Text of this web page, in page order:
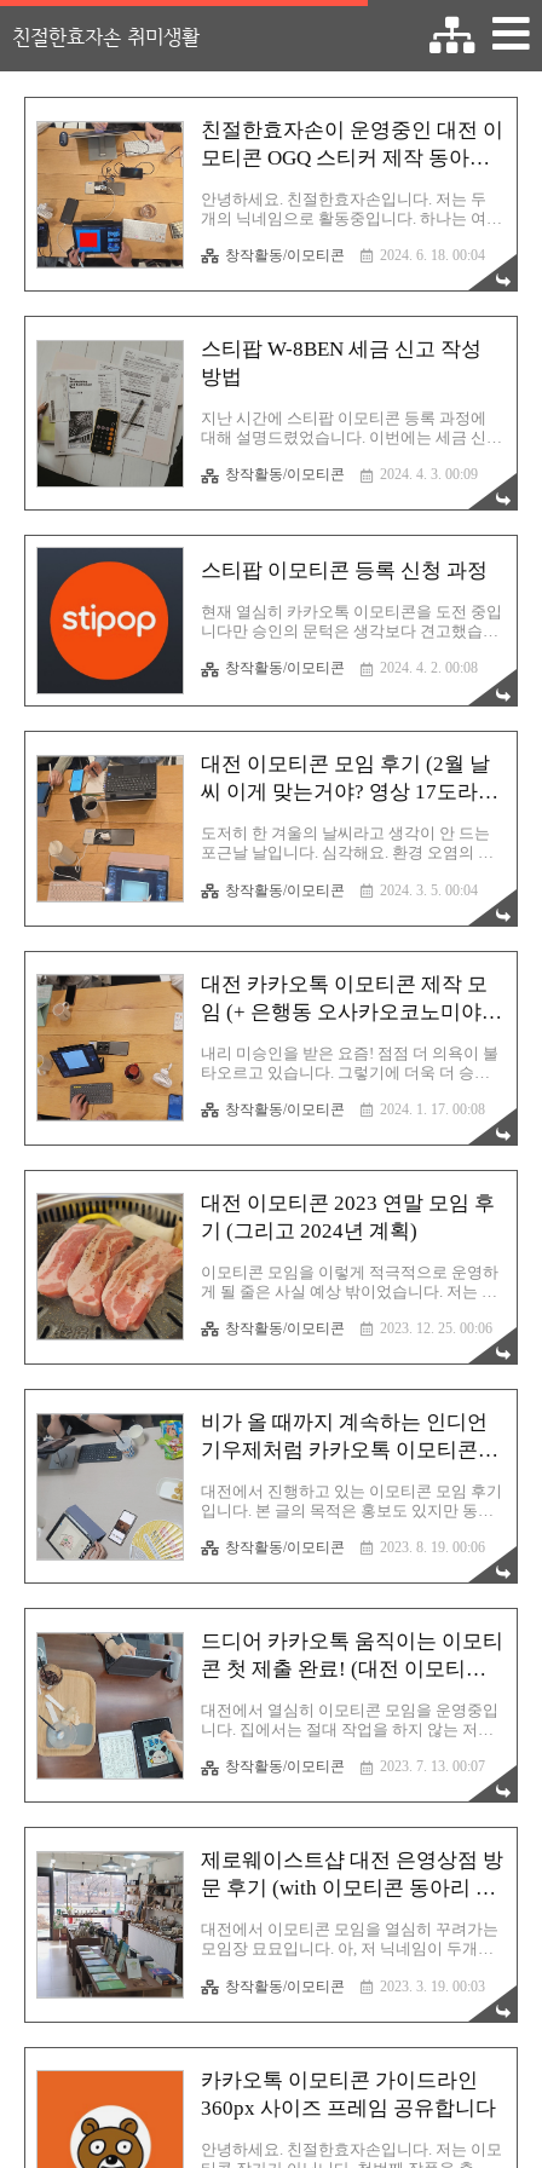
친절한효자손 취미생활
친절한효자손이 운영중인 대전 이
모티콘 OGQ 스티커 제작 동아리
안녕하세요. 친절한효자손입니다. 저는 두
개의 닉네임으로 활동중입니다. 하나는 여러
며 다른 하나는 묘묘라는 닉네임입니다. 묘
묘는 주로 그림 콘텐츠 활동에서 사용중인
닉네임입니다. 저는 오프라인 모임을 좋아하
기에 현재 약 3개의 성격을 가진 오프라인 대
모임, 그리고 오늘 소개해드리는 이모티콘
모임입니다. 프로 작가님과 함께하는 이모티
콘 모임대전에서 유일....한지는 모르겠는데
현재 제가 알기로는 아마 프로 작가님과 함
께하는 모임은 이 모임 뿐입니다. 또한 이제
막 작가의 길에 진입하신분이 무려 3분이나
계십니다. 이 세분은 모두 이 모임 활동중에
탄생했어요. 통탄스럽게도 저는 아직 아마추
어 작가입니다. 제안하는 족족 모두 미승..
창작활동/이모티콘 2024. 6. 18. 00:04
스티팝 W-8BEN 세금 신고 작성
방법
지난 시간에 스티팝 이모티콘 등록 과정에
대해 설명드렸었습니다. 이번에는 세금 신고
수 사이트는 모두 세금 신고서를 작성해야만
합니다. 특히 외국 플랫폼은 의무 과정인 듯
합니다. 아이허브도 그렇고 아마존도 마찬가
지고요. 스티팝(Stipop)도 마찬가지입니다.
나마 다행인것은 과거에는 모두 수기로 작성
입력 과정만으로 세금 신고서 작성을 할 수
있게 되었습니다. 그럼 스티팝에 도전하시는
을 잘 마무리 해보시기 바랍니다. 수익 관리
에 들어가보시면 오른쪽에 세금 정보란이 있
습니다. 세금 양식 제출 필요 상태라고 되어
있죠. 바로 클릭해 줍니다. ..
창작활동/이모티콘 2024. 4. 3. 00:09
스티팝 이모티콘 등록 신청 과정
현재 열심히 카카오톡 이모티콘을 도전 중입
니다만 승인의 문턱은 생각보다 견고했습니
미승인! 가벼운 마음으로 시작한 이모티콘이
지만 확실히 타격은 있습니다. 나의 그림이
이렇게나 센스가 없는 것인가라는 자괴감과
억울함이 왠지 모르게 공존하는 이 감정! 별
잠시 우회하는 맛을 즐겨보렵니다. 스티팝
스튜디오 가입 https://studio.stipop.io/ Stipop
Studio for Character Creators Stipop Studio is
home to 5,000+ character creators. With
Stipop, anyone can build their characters into
business a..
창작활동/이모티콘 2024. 4. 2. 00:08
대전 이모티콘 모임 후기 (2월 날
씨 이게 맞는거야? 영상 17도라
도저히 한 겨울의 날씨라고 생각이 안 드는
포근날 날입니다. 심각해요. 환경 오염의 후
문 과학자들은 이야기합니다. 이제 돌아올
수 없는 강을 건너는 중이라고 말이죠. 하지
만 인류는 늘 그래왔듯 최악의 위기를 반드
시 이겨낼 것이라고 믿습니다. 이건 과학자
며 작은 실천이라도 지금 당장 해야 하는게
맞습니다. 저는 진작에 개인 텀블러를 쓰기
시작했습니다. 쓰레기는 초등학교 때부터 주
머니에 보관하는 습관을 가지고 지금까지 유
지중이고요. 근데 갑자기 왜 환경 오염 이야
기나고요? 그냥 누구라도 이 글을 보시고 잠
깐이라도 환경을 위한 작은 실천을 해야겠다
고 마음을 먹기를 바라는 마음 때문입니다.
인류의 작은 노력이 지구 온도를 1도 ..
창작활동/이모티콘 2024. 3. 5. 00:04
대전 카카오톡 이모티콘 제작 모
임 (+ 은행동 오사카오코노미야끼
내리 미승인을 받은 요즘! 점점 더 의욕이 불
타오르고 있습니다. 그렇기에 더욱 더 승인
자는 마음으로 계속해서 도전 중입니다. 매
번 도전할때마다 이것 저것 스타일이나 컨샙
을 다양화해서 시도하는 중인데 자홍 작가님
의 말을 굳건히 믿고 있습니다. 분명 된다는
이모티콘 작가분들은 분명 계실 것 같은데
다들 바쁘신 모양인지, 아니면 혼자 작업하
시는게 편하신지는 몰라도 너무 소식이 없군
요. 자홍 작가님께서는 이 모임에서 어떻게
든 이모티콘 작가분들을 많이 만들어 큰 인
맥으로 활용할 생각을 가지고 계십니다. 저
역시 동의하는 부분이고요. 대전 카톡 이모
티콘 작가 인프라를 구축하여 든든한 백그라
운드를 만들고 싶습니다. 그러기 위해서는
창작활동/이모티콘 2024. 1. 17. 00:08
대전 이모티콘 2023 연말 모임 후
기 (그리고 2024년 계획)
이모티콘 모임을 이렇게 적극적으로 운영하
게 될 줄은 사실 예상 밖이었습니다. 저는 그
승인을 받고 뭔가 가슴 한 켠에 살포시 불꽃
이 피어오르는걸 느꼈습니다. 그 감정은 분
함이었어요. 솔직히 저는 그림에는 근본없는
자신감이 있었습니다. 웹툰 수준까지는 무리
무한한 자신감이 있었어요. 근데 미승인을
받으니까 약간 현실 부정적인 마음이 샘솟았
던거죠. 그렇게 이모티콘 도전 욕심의 도화
선이 점화되고 말았습니다. 두번째 도전에도
미승인... 세번째, 네번째도 미승인! 결국 20
번이 넘도록 계속 미승인을 받으니까 근자감
도 거의 바닥을 드러냅니다. 이모티콘을 만
만하게 본 제 자신에게도 큰 반성을 하게 되
었고요. 지금은 승인을 받으신 작가님께..
창작활동/이모티콘 2023. 12. 25. 00:06
비가 올 때까지 계속하는 인디언
기우제처럼 카카오톡 이모티콘도
홍 작가님 특강)
대전에서 진행하고 있는 이모티콘 모임 후기
입니다. 본 글의 목적은 홍보도 있지만 동시
위한 모집글이 되기도 합니다. 따라서 관심
있으신 분들은 본문 마지막에 있는 카카오톡
오픈 채팅방으로 들어오시면 되시겠습니다.
이번 모임 후기글은 통합글입니다. 모임을
근에 새로 오신 분들이 계셔서 이모티콘 프
로 작가님이신 자홍 작가님께서 손수 본인의
100% 경험 노하우가 담긴 특강을 연이어 진
행해 주셨습니다. 매우 감사할 따름입니다.
카카오톡 이모티콘 자홍 작가님의 특강! 1회
차는 은영상점에서 진행되었습니다. 은영상
점은 이모티콘 회원님 중에서 운영하시는 제
로웨이스트샵입니다. 다양한 재활용 상품 및
자체 개발 제품들도 꽤 있어서 구경하는..
창작활동/이모티콘 2023. 8. 19. 00:06
드디어 카카오톡 움직이는 이모티
콘 첫 제출 완료! (대전 이모티콘
대전에서 열심히 이모티콘 모임을 운영중입
니다. 집에서는 절대 작업을 하지 않는 저이
이모티콘 작업을 하고 있습니다. 최근에는
좋은 소식이 있었습니다. 프로 작가이신 자
홍 작가님께서 드디어 슬럼프를 극복하시고
새로운 캐릭터로 카카오톡 이모티콘 승인을
을 일이죠! 이 좋은 기운을 모임 때 실시간으
로 알게 되어 그 기쁨은 배가 되었고 참여하
셨던 분들 모두 좋은 기운을 받았으리라 생
각합니다. 저도 그 기운 덕분에 막판 스피드
를 끌어올려서 드디어 움직이는 이모티콘을
완성할 수 있었으니까요. 과연 나의 운명
은...?! 심사는 통상적으로 2주 정도 걸리며
매주 수요일에 결과가 나온다는 자홍님 말씀
을 잘 새겨듣고 앞으로 이주 뒤의 수..
창작활동/이모티콘 2023. 7. 13. 00:07
제로웨이스트샵 대전 은영상점 방
문 후기 (with 이모티콘 동아리 모
대전에서 이모티콘 모임을 열심히 꾸려가는
모임장 묘묘입니다. 아, 저 닉네임이 두개입
티스토리에서 활동하는 친절한효자손이며
다른 하나는 묘묘입니다. 묘묘는 대전에서만
사용하는 또 다른 네이밍이에요. 이모티콘과
HTML 관련 모임을 운영하는데 두곳 모두 묘
은 은영상점이라는 곳에서 진행되었습니다.
최근 가입하신 회원 중 한 분께서 은영상점
이라는 제로웨이스트샵을 운영중이고 꽤 공
간이 크고 큰 테이블도 있어서 그림 그리기
에 적합하겠더군요. 몰랐는데 은영상점은 다
창작활동/이모티콘 2023. 3. 19. 00:03
카카오톡 이모티콘 가이드라인
360px 사이즈 프레임 공유합니다
안녕하세요. 친절한효자손입니다. 저는 이모